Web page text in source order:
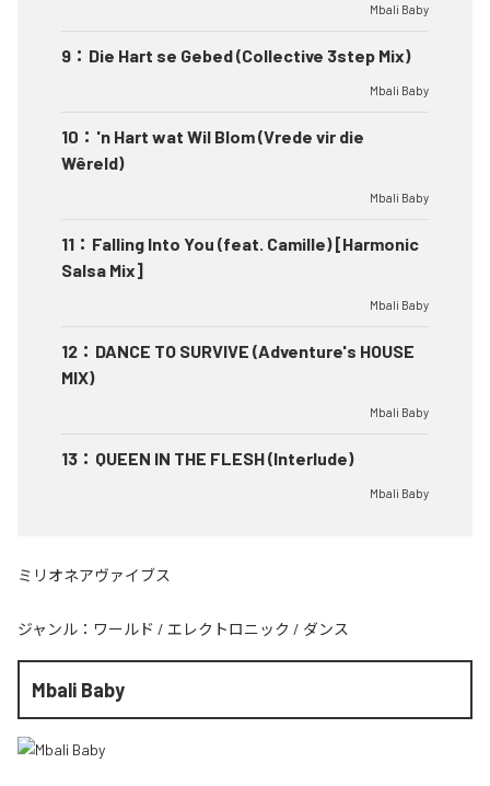
Mbali Baby
9 ： Die Hart se Gebed (Collective 3step Mix)
Mbali Baby
10 ： 'n Hart wat Wil Blom (Vrede vir die
Wêreld)
Mbali Baby
11 ： Falling Into You (feat. Camille) [Harmonic
Salsa Mix]
Mbali Baby
12 ： DANCE TO SURVIVE (Adventure's HOUSE
MIX)
Mbali Baby
13 ： QUEEN IN THE FLESH (Interlude)
Mbali Baby
ミリオネアヴァイブス
ジャンル： ワールド / エレクトロニック / ダンス
Mbali Baby